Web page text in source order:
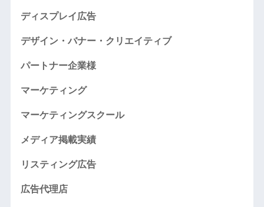
ディスプレイ広告
デザイン・バナー・クリエイティブ
パートナー企業様
マーケティング
マーケティングスクール
メディア掲載実績
リスティング広告
広告代理店